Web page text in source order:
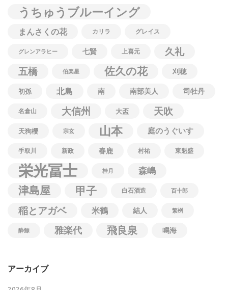
うちゅうブルーイング
まんさくの花 カリラ グレイス
グレンアラヒー 七賢 上喜元
久礼
五橋
伯楽星 佐久の花 刈穂
初孫 北島 南 南部美人 司牡丹
名倉山 大信州 大盃 天吹
天狗櫻 宗玄 山本 庭のうぐいす
手取川 新政 春鹿 村祐 東魁盛
栄光冨士 桂月 森嶋
津島屋 甲子 白石酒造 百十郎
稲とアガベ 米鶴 結人 繁桝
酔鯨 雅楽代 飛良泉 鳴海
アーカイブ